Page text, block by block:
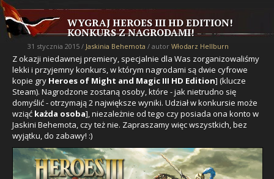
WYGRAJ HEROES III HD EDITION!
KONKURS Z NAGRODAMI!
31 stycznia 2015 / Jaskinia Behemota / autor Włodarz Hellburn
Z okazji niedawnej premiery, specjalnie dla Was zorganizowaliśmy
lekki i przyjemny konkurs, w którym nagrodami są dwie cyfrowe
kopie gry Heroes of Might and Magic III HD Edition] (klucze
Steam). Nagrodzone zostaną osoby, które - jak nietrudno się
domyślić - otrzymają 2 największe wyniki. Udział w konkursie może
wziąć każda osoba], niezależnie od tego czy posiada ona konto w
Jaskini Behemota, czy też nie. Zapraszamy więc wszystkich, bez
wyjątku, do zabawy! :)